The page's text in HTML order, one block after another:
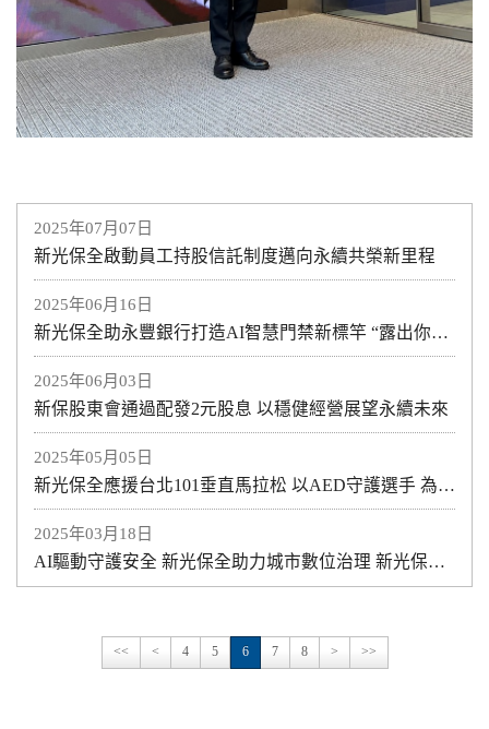
2025年07月07日
新光保全啟動員工持股信託制度邁向永續共榮新里程
2025年06月16日
新光保全助永豐銀行打造AI智慧門禁新標竿 “露出你的真面目” 新光保全AI人臉辨識守護ATM安全
2025年06月03日
新保股東會通過配發2元股息 以穩健經營展望永續未來
2025年05月05日
新光保全應援台北101垂直馬拉松 以AED守護選手 為台灣加油
2025年03月18日
AI驅動守護安全 新光保全助力城市數位治理 新光保全AI For All機器狗、AI火災偵測守護城市
<< < 4 5 6 7 8 > >>